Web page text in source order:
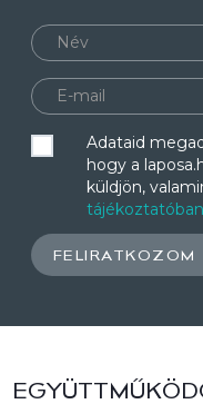
Adataid
hogy a
küldjön,
tájékoztatóban
FELIRATKOZOM